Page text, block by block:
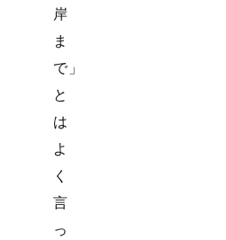
岸
ま
で」
と
は
よ
く
言
っ